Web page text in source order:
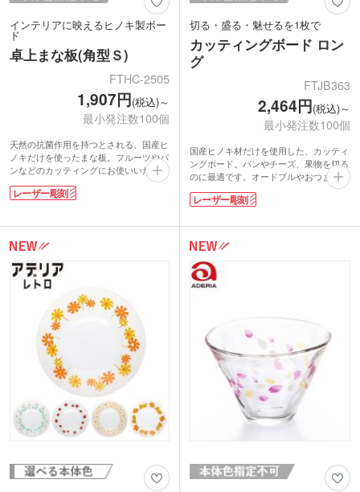
インテリアに映えるヒノキ製ボー
ド
卓上まな板(角型Ｓ)
FTHC-2505
1,907円(税込)～
最小発注数100個
天然の抗菌作用を持つとされる、国産ヒ
ノキだけを使ったまな板。フルーツやパ
ンなどのカッティングにお使いいただけ
ます。木製ならではのナチュラルかつ高
級感のある商品で、盛り付け皿としても
する特長を持ち合わせています。
本体にはレーザー彫刻が可能。ロゴを入
れるだけで高級感のあるオリジナルグッ
ズを製作できます。ファミリー向けイベ
ントや飲食関係のギフトとして喜ばれる
逸品です。
--------------------------
ご発注確定後に生産を開始します。納期
は最大限ご希望に沿えるよう調整します
ので、スタッフへご相談ください。
レーザー彫刻
切る・盛る・魅せるを1枚で
カッティングボード ロン
グ
FTJB363
2,464円(税込)～
最小発注数100個
国産ヒノキ材だけを使用した、カッティ
ングボード。パンやチーズ、果物を切る
のに最適です。オードブルやおつまみ等
の盛り付け皿としても映えるロングフォ
ルム。吊り下げ穴付きで収納も便利。ヒ
面も安心です。木製ならではのナチュラ
ルな風合いで、ご自宅でカフェ気分を味
わる逸品。
本体にはレーザー彫刻が可能です。ショ
ップロゴを入れるだけで高級感のある仕
上がりに。記念品やオリジナルグッズ制
--------------------------
ご発注確定後に生産を開始します。納期
は最大限ご希望に沿えるよう調整します
ので、スタッフへご相談ください。
レーザー彫刻